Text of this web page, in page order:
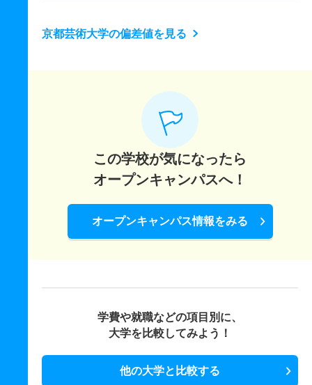
京都芸術大学の偏差値を見る
この学校が気になったら
オープンキャンパスへ！
オープンキャンパス情報をみる
学費や就職などの項目別に、
大学を比較してみよう！
他の大学と比較する